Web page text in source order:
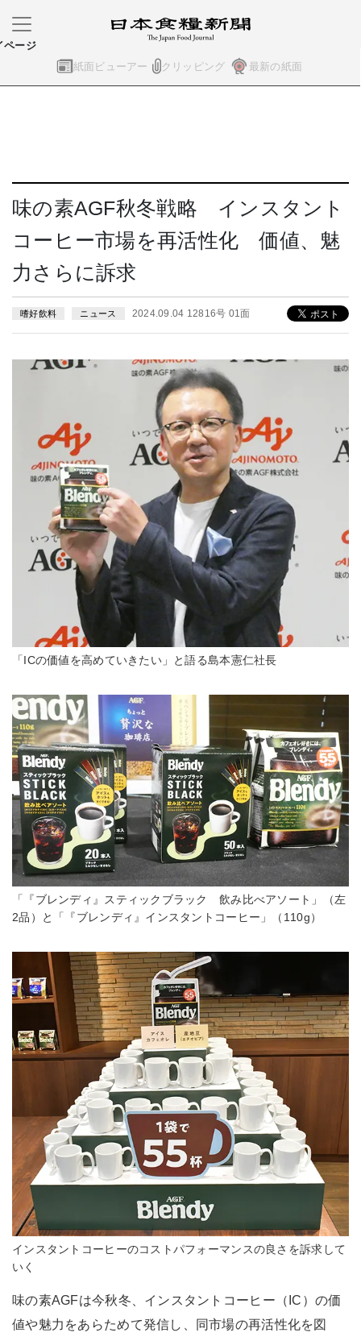
紙面ビューアー クリッピング 最新の紙面
ページ
味の素AGF秋冬戦略 インスタント
コーヒー市場を再活性化 価値、魅
力さらに訴求
嗜好飲料 ニュース 2024.09.04 12816号 01面
「ICの価値を高めていきたい」と語る島本憲仁社長
「『ブレンディ』スティックブラック 飲み比べアソート」（左
2品）と「『ブレンディ』インスタントコーヒー」（110g）
インスタントコーヒーのコストパフォーマンスの良さを訴求して
いく
味の素AGFは今秋冬、インスタントコーヒー（IC）の価
値や魅力をあらためて発信し、同市場の再活性化を図